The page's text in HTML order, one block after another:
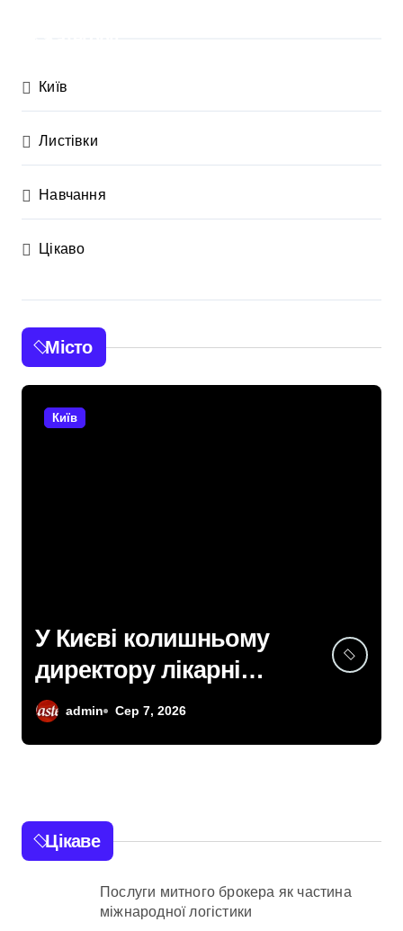
Київ
Листівки
Навчання
Цікаво
Місто
Київщина пережила
сплеск загорянь:
майже 2 тисячі пожеж
admin Сер 7, 2026
Цікаве
Послуги митного брокера як частина
міжнародної логістики